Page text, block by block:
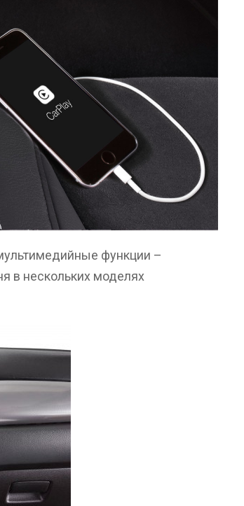
функции –
в нескольких моделях